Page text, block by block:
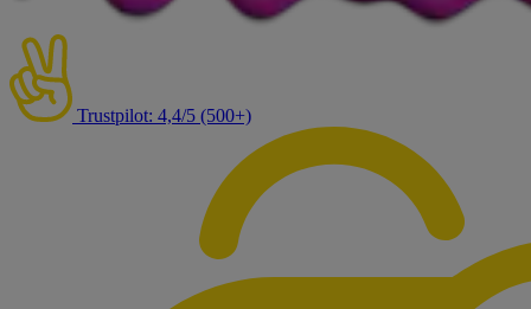
Trustpilot: 4,4/5 (500+)